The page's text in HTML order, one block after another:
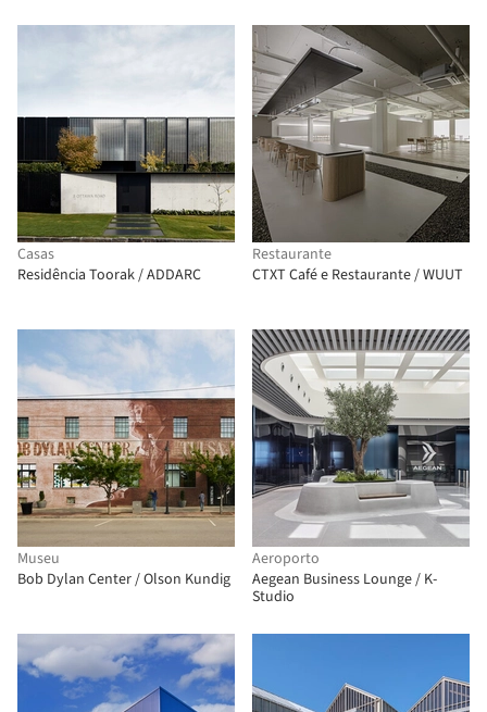
Casas
Residência Toorak / ADDARC
Restaurante
CTXT Café e Restaurante / WUUT
Museu
Bob Dylan Center / Olson Kundig
Aeroporto
Aegean Business Lounge / K-
Studio